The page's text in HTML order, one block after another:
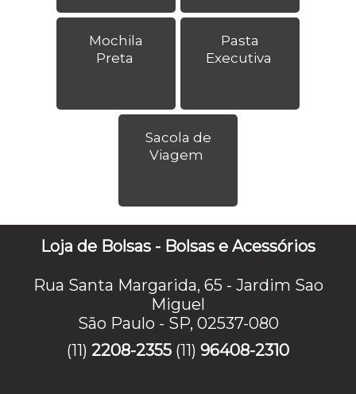
Mochila
Preta
Pasta
Executiva
Sacola de
Viagem
Loja de Bolsas - Bolsas e Acessórios
Rua Santa Margarida, 65 - Jardim Sao
Miguel
São Paulo - SP, 02537-080
(11) 2208-2355 (11) 96408-2310